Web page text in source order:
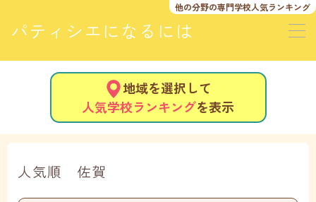
他の分野の専門学校人気ランキング
パティシエになるには
地域を選択して
人気学校ランキングを表示
人気順 佐賀